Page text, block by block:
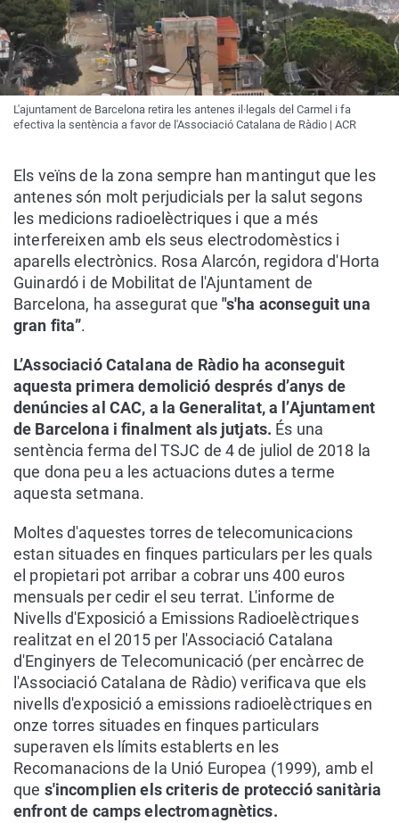
L'ajuntament de Barcelona retira les antenes il·legals del Carmel i fa
efectiva la sentència a favor de l'Associació Catalana de Ràdio | ACR
Els veïns de la zona sempre han mantingut que les
antenes són molt perjudicials per la salut segons
les medicions radioelèctriques i que a més
interfereixen amb els seus electrodomèstics i
aparells electrònics. Rosa Alarcón, regidora d'Horta
Guinardó i de Mobilitat de l'Ajuntament de
Barcelona, ha assegurat que "s'ha aconseguit una
gran fita”.
L’Associació Catalana de Ràdio ha aconseguit
aquesta primera demolició després d’anys de
denúncies al CAC, a la Generalitat, a l’Ajuntament
de Barcelona i finalment als jutjats. És una
sentència ferma del TSJC de 4 de juliol de 2018 la
que dona peu a les actuacions dutes a terme
aquesta setmana.
Moltes d'aquestes torres de telecomunicacions
estan situades en finques particulars per les quals
el propietari pot arribar a cobrar uns 400 euros
mensuals per cedir el seu terrat. L'informe de
Nivells d'Exposició a Emissions Radioelèctriques
realitzat en el 2015 per l'Associació Catalana
d'Enginyers de Telecomunicació (per encàrrec de
l'Associació Catalana de Ràdio) verificava que els
nivells d'exposició a emissions radioelèctriques en
onze torres situades en finques particulars
superaven els límits establerts en les
Recomanacions de la Unió Europea (1999), amb el
que s'incomplien els criteris de protecció sanitària
enfront de camps electromagnètics.